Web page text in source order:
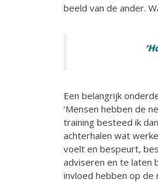
beeld van de ander.
Een belangrijk
‘Mensen hebben de
training besteed ik
achterhalen wat
voelt en bespeurt,
adviseren en te laten
invloed hebben op